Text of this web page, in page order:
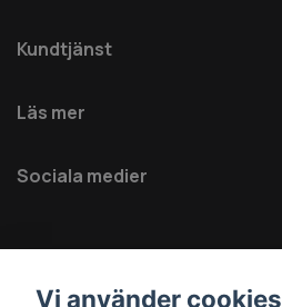
Kundtjänst
Läs mer
Sociala medier
Vi använder cookies